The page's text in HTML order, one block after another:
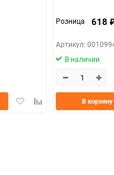
ДобавитьДобавить
Розница 618
Артикул:
В наличии
В корзину